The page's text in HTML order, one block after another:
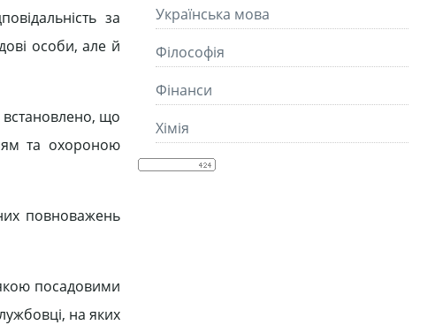
за
особи, але й
що
та охороною
повно­важень
посадовими
на яких
Українська мова
Філософія
Фінанси
Хімія